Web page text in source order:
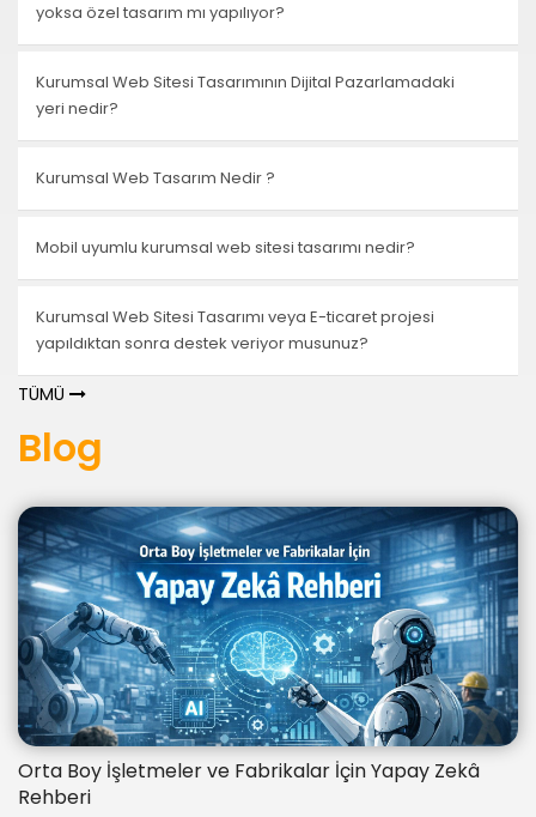
yoksa özel tasarım mı yapılıyor?
Kurumsal Web Sitesi Tasarımının Dijital Pazarlamadaki
yeri nedir?
Kurumsal Web Tasarım Nedir ?
Mobil uyumlu kurumsal web sitesi tasarımı nedir?
Kurumsal Web Sitesi Tasarımı veya E-ticaret projesi
yapıldıktan sonra destek veriyor musunuz?
TÜMÜ
Blog
Orta Boy İşletmeler ve Fabrikalar İçin Yapay Zekâ
Rehberi